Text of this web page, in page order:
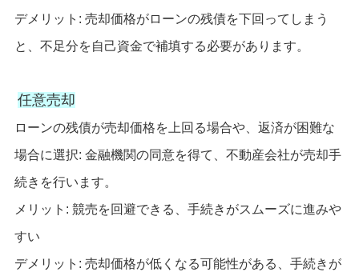
デメリット: 売却価格がローンの残債を下回ってしまう
と、不足分を自己資金で補填する必要があります。
任意売却
ローンの残債が売却価格を上回る場合や、返済が困難な
場合に選択: 金融機関の同意を得て、不動産会社が売却手
続きを行います。
メリット: 競売を回避できる、手続きがスムーズに進みや
すい
デメリット: 売却価格が低くなる可能性がある、手続きが